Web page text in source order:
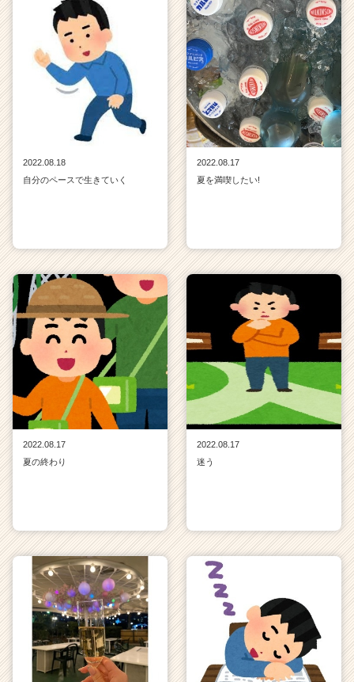
2022.08.18
自分のペースで生きていく
2022.08.17
夏を満喫したい!
2022.08.17
夏の終わり
2022.08.17
迷う